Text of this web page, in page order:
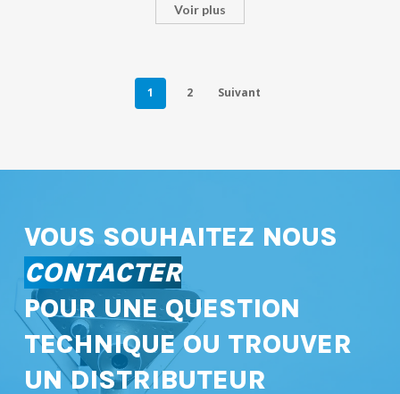
Voir plus
1 2 Suivant
VOUS SOUHAITEZ NOUS
CONTACTER
POUR UNE QUESTION
TECHNIQUE OU TROUVER
UN DISTRIBUTEUR